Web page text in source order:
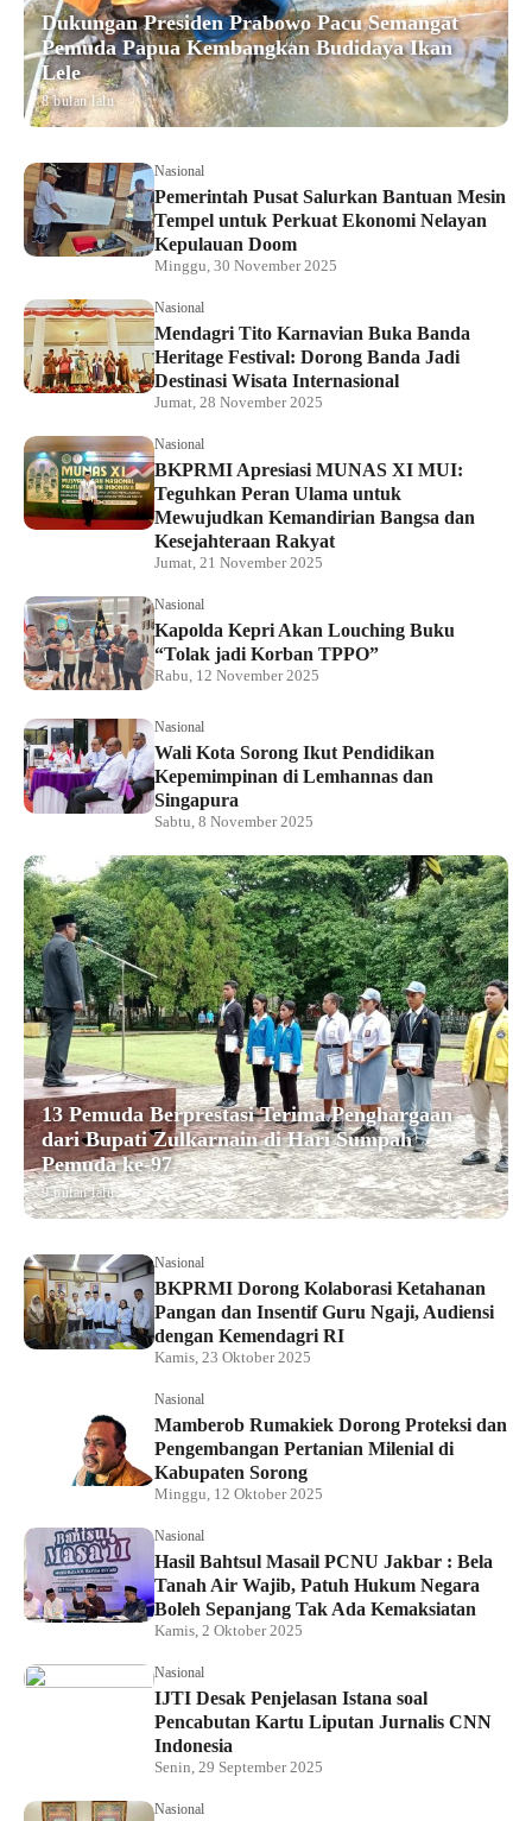
Dukungan Presiden Prabowo Pacu Semangat
Pemuda Papua Kembangkan Budidaya Ikan
Lele
8 bulan lalu
Nasional
Pemerintah Pusat Salurkan Bantuan Mesin
Tempel untuk Perkuat Ekonomi Nelayan
Kepulauan Doom
Minggu, 30 November 2025
Nasional
Mendagri Tito Karnavian Buka Banda
Heritage Festival: Dorong Banda Jadi
Destinasi Wisata Internasional
Jumat, 28 November 2025
Nasional
BKPRMI Apresiasi MUNAS XI MUI:
Teguhkan Peran Ulama untuk
Mewujudkan Kemandirian Bangsa dan
Kesejahteraan Rakyat
Jumat, 21 November 2025
Nasional
Kapolda Kepri Akan Louching Buku
“Tolak jadi Korban TPPO”
Rabu, 12 November 2025
Nasional
Wali Kota Sorong Ikut Pendidikan
Kepemimpinan di Lemhannas dan
Singapura
Sabtu, 8 November 2025
13 Pemuda Berprestasi Terima Penghargaan
dari Bupati Zulkarnain di Hari Sumpah
Pemuda ke-97
9 bulan lalu
Nasional
BKPRMI Dorong Kolaborasi Ketahanan
Pangan dan Insentif Guru Ngaji, Audiensi
dengan Kemendagri RI
Kamis, 23 Oktober 2025
Nasional
Mamberob Rumakiek Dorong Proteksi dan
Pengembangan Pertanian Milenial di
Kabupaten Sorong
Minggu, 12 Oktober 2025
Nasional
Hasil Bahtsul Masail PCNU Jakbar : Bela
Tanah Air Wajib, Patuh Hukum Negara
Boleh Sepanjang Tak Ada Kemaksiatan
Kamis, 2 Oktober 2025
Nasional
IJTI Desak Penjelasan Istana soal
Pencabutan Kartu Liputan Jurnalis CNN
Indonesia
Senin, 29 September 2025
Nasional